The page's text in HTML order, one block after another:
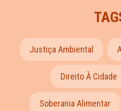
Justiça Ambiental
Direito À Cidade
Soberania Alimentar